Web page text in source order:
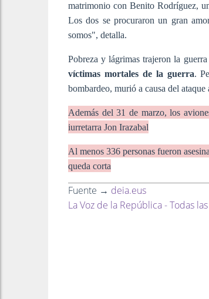
matrimonio con Benito Rodríguez,
Los dos se procuraron un gran
somos", detalla.
Pobreza y lágrimas trajeron la
víctimas mortales de la guerra.
bombardeo, murió a causa del
Además del 31 de marzo, los
iurretarra Jon Irazabal
Al menos 336 personas fueron
queda corta
Fuente → deia.eus
La Voz de la República - Todas